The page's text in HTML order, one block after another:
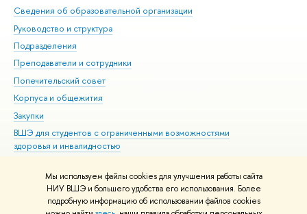
Мы используем файлы cookies для улучшения работы сайта
НИУ ВШЭ и большего удобства его использования. Более
подробную информацию об использовании файлов cookies
Сведения об образовательной организации
Руководство и структура
Подразделения
Преподаватели и сотрудники
Попечительский совет
Корпуса и общежития
Закупки
ВШЭ для студентов с ограниченными возможностями
здоровья и инвалидностью
Единая платежная страница